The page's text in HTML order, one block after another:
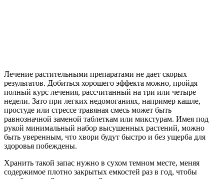
Лечение растительными препаратами не дает скорых
результатов. Добиться хорошего эффекта можно, пройдя
полный курс лечения, рассчитанный на три или четыре
недели. Зато при легких недомоганиях, например кашле,
простуде или стрессе травяная смесь может быть
равнозначной заменой таблеткам или микстурам. Имея под
рукой минимальный набор высушенных растений, можно
быть уверенным, что хвори будут быстро и без ущерба для
здоровья побеждены.
Хранить такой запас нужно в сухом темном месте, меняя
содержимое плотно закрытых емкостей раз в год, чтобы